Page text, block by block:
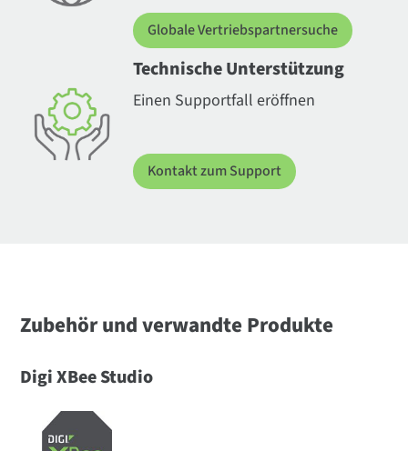
Globale Vertriebspartnersuche
Technische Unterstützung
Einen Supportfall eröffnen
Kontakt zum Support
Zubehör und verwandte Produkte
Digi XBee Studio